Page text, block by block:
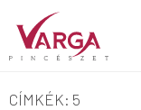
CÍMKÉK: 5